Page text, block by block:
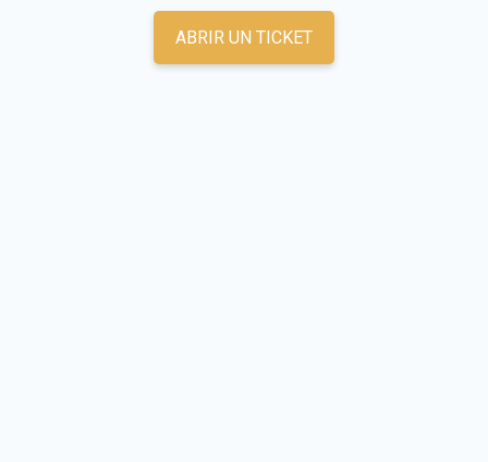
ABRIR UN TICKET